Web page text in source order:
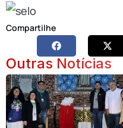
Compartilhe
Outras Notícias